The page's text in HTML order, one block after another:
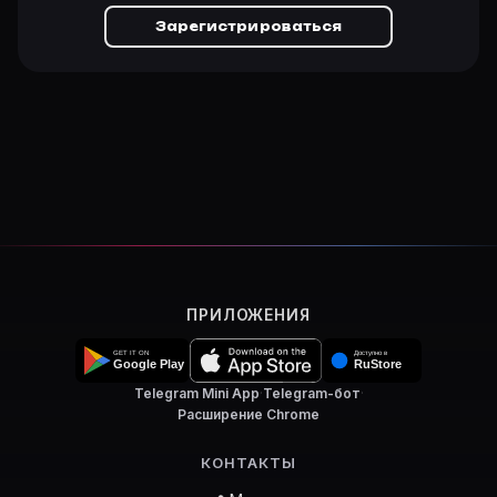
Зарегистрироваться
ПРИЛОЖЕНИЯ
Telegram Mini App·Telegram-бот·
Расширение Chrome
КОНТАКТЫ